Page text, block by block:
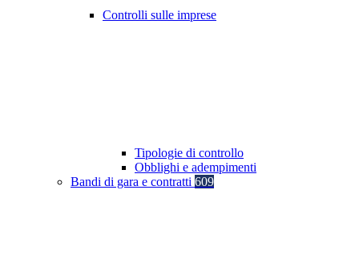
Controlli sulle imprese
Tipologie di controllo
Obblighi e adempimenti
Bandi di gara e contratti 609